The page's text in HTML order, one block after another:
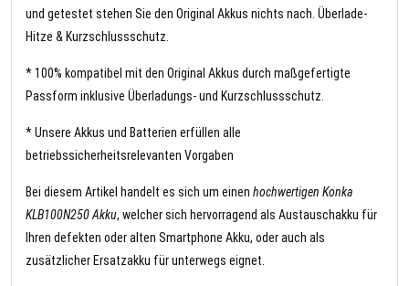
und getestet stehen Sie den Original Akkus nichts nach. Überlade-
Hitze & Kurzschlussschutz.
* 100% kompatibel mit den Original Akkus durch maßgefertigte
Passform inklusive Überladungs- und Kurzschlussschutz.
* Unsere Akkus und Batterien erfüllen alle
betriebssicherheitsrelevanten Vorgaben
Bei diesem Artikel handelt es sich um einen hochwertigen Konka
KLB100N250 Akku, welcher sich hervorragend als Austauschakku für
Ihren defekten oder alten Smartphone Akku, oder auch als
zusätzlicher Ersatzakku für unterwegs eignet.